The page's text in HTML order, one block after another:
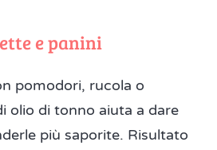
e panini
pomodori, rucola o
olio di tonno aiuta a dare
più saporite. Risultato